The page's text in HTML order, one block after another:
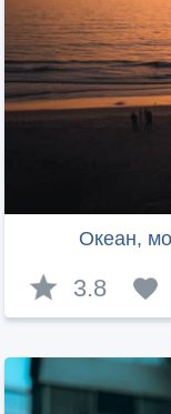
Океан,
3.8